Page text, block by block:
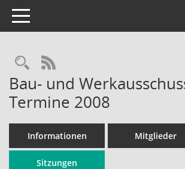
Toggle navigation
Rechercheauswahl
RSS-Feed
Bau- und
Termine 2008
Informationen Mitglieder
Sitzungen